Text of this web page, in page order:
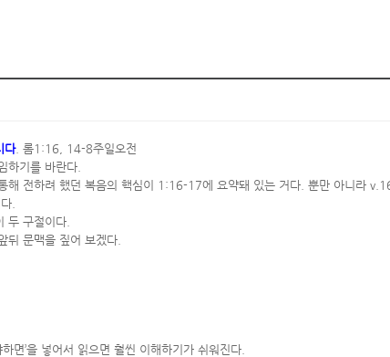
다. 롬1:16, 14-8주일오전
하기를 바란다.
전하려 했던 복음의 핵심이 1:16-17에 요약돼 있는 거다. 뿐만 아니라
.
두 구절이다.
뒤 문맥을 짚어 보겠다.
’을 넣어서 읽으면 훨씬 이해하기가 쉬워진다.